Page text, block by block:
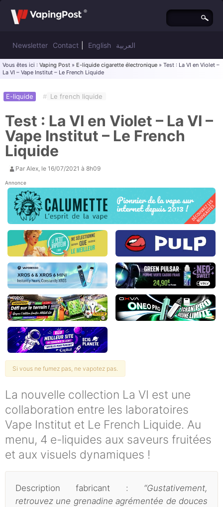
Newsletter Contact English العربية
Vous êtes ici : Vaping Post » E-liquide cigarette électronique » Test : La VI en Violet –
La VI – Vape Institut – Le French Liquide
Test : La VI en Violet – La VI –
Vape Institut – Le French
Liquide
E-liquide # Le french liquide
Par Alex, le 16/07/2021 à 8h09
Annonce
Si vous ne fumez pas, ne vapotez pas.
La nouvelle collection La VI est une
collaboration entre les laboratoires
Vape Institut et Le French Liquide. Au
menu, 4 e-liquides aux saveurs fruitées
et aux visuels dynamiques !
Description fabricant : “Gustativement,
retrouvez une grenadine agrémentée de douces